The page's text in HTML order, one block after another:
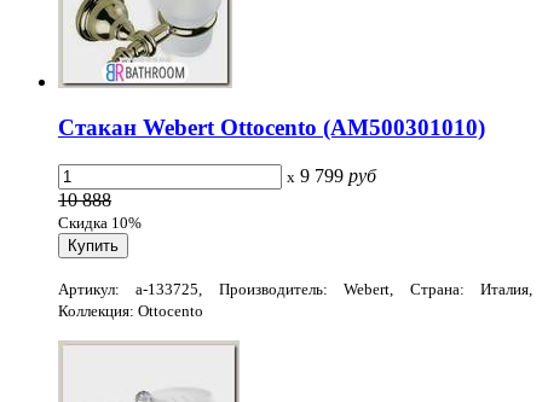
Стакан Webert Ottocento (AM500301010)
x 9 799 руб
10 888
Скидка 10%
Артикул: a-133725, Производитель: Webert, Страна: Италия,
Коллекция: Ottocento